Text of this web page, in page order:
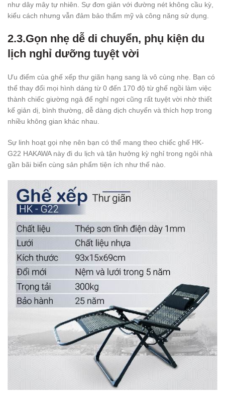
như dây mây tự nhiên. Sự đơn giản với đường nét không cầu kỳ,
kiểu cách nhưng vẫn đảm bảo thẩm mỹ và công năng sử dụng.
2.3.Gọn nhẹ dễ di chuyển, phụ kiện du
lịch nghỉ dưỡng tuyệt vời
Ưu điểm của ghế xếp thư giãn hạng sang là vô cùng nhẹ. Bạn có
thể thay đổi mọi hình dáng từ 0 đến 170 độ từ ghế ngồi làm việc
thành chiếc giường ngả để nghỉ ngơi cũng rất tuyệt vời nhờ thiết
kế giản dị, bình thường, dễ dàng dịch chuyển và thích hợp trong
nhiều không gian khác nhau.
Sự linh hoạt gọi nhẹ nên bạn có thể mang theo chiếc ghế HK-
G22 HAKAWA này đi du lịch và tận hưởng kỳ nghỉ trong ngôi nhà
gần bãi biển cùng sản phẩm tiện ích như thế nào.